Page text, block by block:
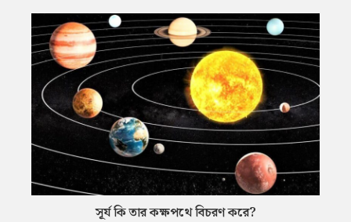
সূর্য কি তার কক্ষপথে বিচরণ করে?